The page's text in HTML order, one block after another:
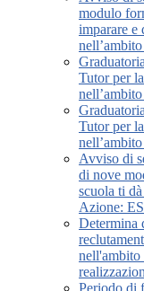
modulo
imparare e
Tutor per
Tutor per
Avviso di
di nove
scuola ti
Azione:
Determina
nell'ambito